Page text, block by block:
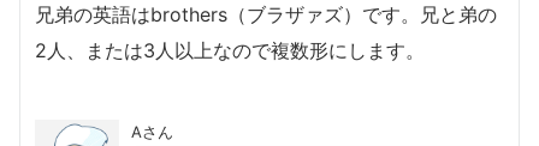
兄弟の英語はbrothers（ブラザァズ）です。兄と弟の
2人、または3人以上なので複数形にします。
Aさん